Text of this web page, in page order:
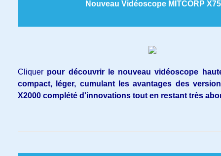
Nouveau Vidéoscope MITCORP
Cliquer pour découvrir le nouveau vidéoscope
compact, léger, cumulant les avantages des
X2000 complété d'innovations tout en restant très